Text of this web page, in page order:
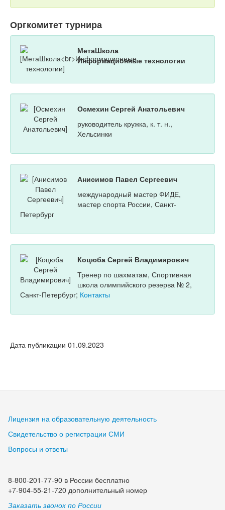
Оргкомитет турнира
МетаШкола
Информационные технологии
Осмехин Сергей Анатольевич
руководитель кружка, к. т. н.,
Хельсинки
Анисимов Павел Сергеевич
международный мастер ФИДЕ,
мастер спорта России, Санкт-
Петербург
Коцюба Сергей Владимирович
Тренер по шахматам, Спортивная
школа олимпийского резерва № 2,
Санкт-Петербург; Контакты
Дата публикации 01.09.2023
Лицензия на образовательную деятельность
Свидетельство о регистрации СМИ
Вопросы и ответы
8-800-201-77-90 в России бесплатно
+7-904-55-21-720 дополнительный номер
Заказать звонок по России